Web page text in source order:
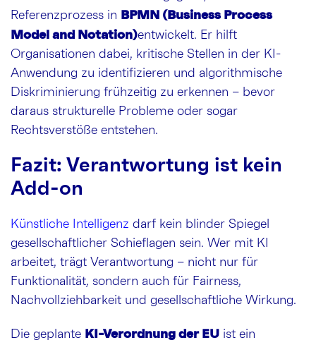
Referenzprozess in BPMN (Business Process
Model and Notation)entwickelt. Er hilft
Organisationen dabei, kritische Stellen in der KI-
Anwendung zu identifizieren und algorithmische
Diskriminierung frühzeitig zu erkennen – bevor
daraus strukturelle Probleme oder sogar
Rechtsverstöße entstehen.
Fazit: Verantwortung ist kein
Add-on
Künstliche Intelligenz darf kein blinder Spiegel
gesellschaftlicher Schieflagen sein. Wer mit KI
arbeitet, trägt Verantwortung – nicht nur für
Funktionalität, sondern auch für Fairness,
Nachvollziehbarkeit und gesellschaftliche Wirkung.
Die geplante KI-Verordnung der EU ist ein